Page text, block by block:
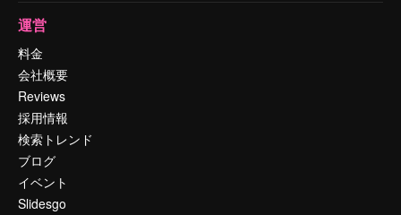
運営
料金
会社概要
Reviews
採用情報
検索トレンド
ブログ
イベント
Slidesgo